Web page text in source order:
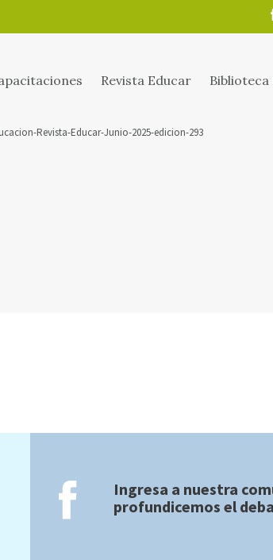
Revista Educar
Revista-Educar-Junio-2025-edicion-293
Ingresa a nuestra
profundicemos el